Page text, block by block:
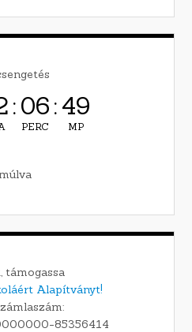
:06
PERC
:48
MP
múlva
támogassa
Alapítványt!
85356414